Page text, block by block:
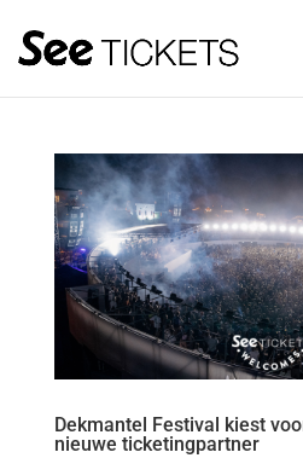
Dekmantel Festival kiest
nieuwe ticketingpartner